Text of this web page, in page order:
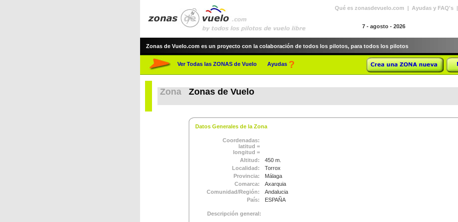
Qué es zonasdevuelo.com | Ayudas y FAQ's |
7 - agosto - 2026
Zonas de Vuelo.com es un proyecto con la colaboración de todos los pilotos, para todos los pilotos
Ver Todas las ZONAS de Vuelo Ayudas ?
Zona Zonas de Vuelo
Datos Generales de la Zona
Coordenadas:
latitud =
longitud =
Altitud:
450 m.
Localidad:
Torrox
Provincia:
Málaga
Comarca:
Axarquia
Comunidad/Región:
Andalucia
País:
ESPAÑA
Descripción general: